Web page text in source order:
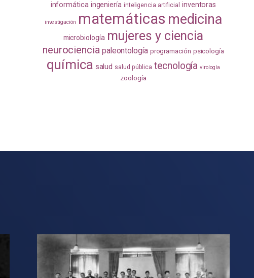
informática ingeniería inteligencia artificial inventoras
investigación matemáticas medicina
microbiología mujeres y ciencia
neurociencia paleontología programación psicología
química salud salud pública tecnología virología
zoología